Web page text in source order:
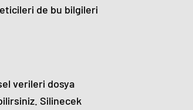
de bu bilgileri
verileri dosya
Silinecek